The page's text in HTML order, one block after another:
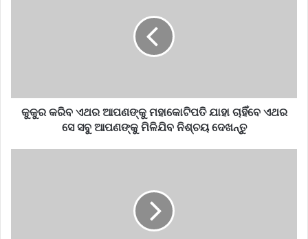
କୁକୁର କରିବ ଏଥର ଆପଣଙ୍କୁ ମହାକୋଟିପତି ଯାହା ଚାହିଁବେ ଏଥର
ସେ ସବୁ ଆପଣଙ୍କୁ ମିଳିଯିବ ନିଶ୍ଚୟ ଦେଖନ୍ତୁ